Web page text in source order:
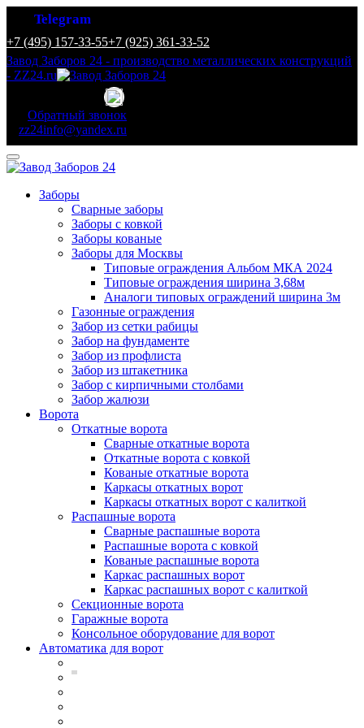
+7 (495) 157-33-55+7 (925) 361-33-52
Завод Заборов 24 - производство металлических конструкций
- ZZ24.ru
Telegram
Обратный звонок
zz24info@yandex.ru
Заборы
Сварные заборы
Заборы с ковкой
Заборы кованые
Заборы для Москвы
Типовые ограждения Альбом МКА 2024
Типовые ограждения ширина 3,68м
Аналоги типовых ограждений ширина 3м
Газонные ограждения
Забор из сетки рабицы
Забор на фундаменте
Забор из профлиста
Забор из штакетника
Забор с кирпичными столбами
Забор жалюзи
Ворота
Откатные ворота
Сварные откатные ворота
Откатные ворота с ковкой
Кованые откатные ворота
Каркасы откатных ворот
Каркасы откатных ворот с калиткой
Распашные ворота
Сварные распашные ворота
Распашные ворота с ковкой
Кованые распашные ворота
Каркас распашных ворот
Каркас распашных ворот с калиткой
Секционные ворота
Гаражные ворота
Консольное оборудование для ворот
Автоматика для ворот